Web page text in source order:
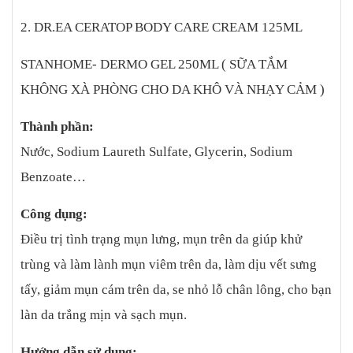
2. DR.EA CERATOP BODY CARE CREAM 125ML
STANHOME- DERMO GEL 250ML ( SỮA TẮM
KHÔNG XÀ PHÒNG CHO DA KHÔ VÀ NHẠY CẢM )
Thành phần:
Nước, Sodium Laureth Sulfate, Glycerin, Sodium
Benzoate…
Công dụng:
Điều trị tình trạng mụn lưng, mụn trên da giúp khử
trùng và làm lành mụn viêm trên da, làm dịu vết sưng
tấy, giảm mụn cám trên da, se nhỏ lỗ chân lông, cho bạn
làn da trắng mịn và sạch mụn.